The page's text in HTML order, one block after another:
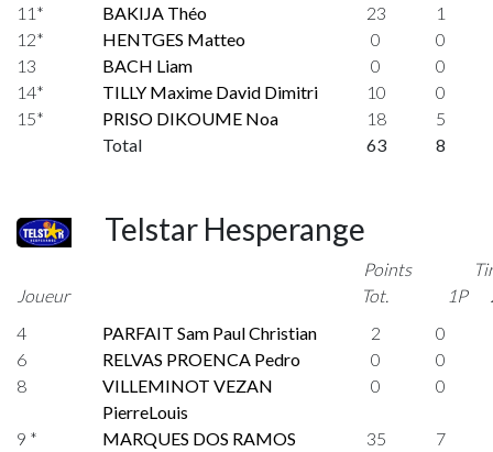
11*
BAKIJA Théo 23
1
12*
HENTGES Matteo 0
0
13
BACH Liam 0
0
14*
TILLY Maxime David Dimitri 10
0
15*
PRISO DIKOUME Noa 18
5
Total
63 8
Telstar Hesperange
Joueur
Points
Tot.
1P
4
PARFAIT Sam Paul Christian 2
0
6
RELVAS PROENCA Pedro 0
0
8
VILLEMINOT VEZAN
PierreLouis
0 0
9 *
MARQUES DOS RAMOS
35 7